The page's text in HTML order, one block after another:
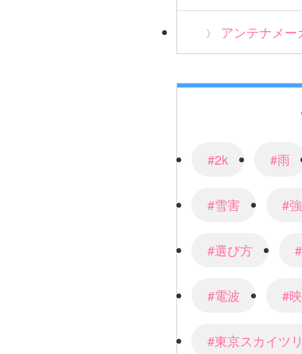
アンテナメー
#2k #雨
#雪害 #
#選び方
#電波 #
#東京スカイツ